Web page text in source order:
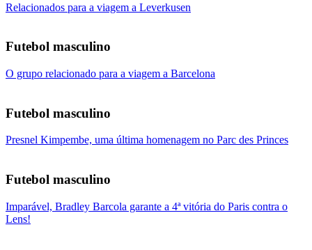
Relacionados para a viagem a Leverkusen
Futebol masculino
O grupo relacionado para a viagem a Barcelona
Futebol masculino
Presnel Kimpembe, uma última homenagem no Parc des Princes
Futebol masculino
Imparável, Bradley Barcola garante a 4ª vitória do Paris contra o
Lens!